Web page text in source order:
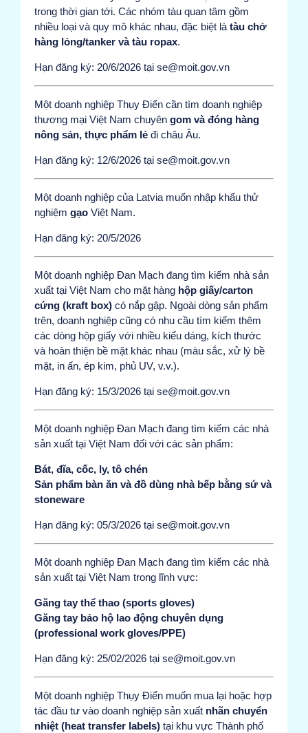
trong thời gian tới. Các nhóm tàu quan tâm gồm
nhiều loại và quy mô khác nhau, đặc biệt là tàu chở
hàng lỏng/tanker và tàu ropax.
Hạn đăng ký: 20/6/2026 tại se@moit.gov.vn
Một doanh nghiệp Thụy Điển cần tìm doanh nghiệp
thương mại Việt Nam chuyên gom và đóng hàng
nông sản, thực phẩm lẻ đi châu Âu.
Hạn đăng ký: 12/6/2026 tại se@moit.gov.vn
Một doanh nghiệp của Latvia muốn nhập khẩu thử
nghiệm gạo Việt Nam.
Hạn đăng ký: 20/5/2026
Một doanh nghiệp Đan Mạch đang tìm kiếm nhà sản
xuất tại Việt Nam cho mặt hàng hộp giấy/carton
cứng (kraft box) có nắp gập. Ngoài dòng sản phẩm
trên, doanh nghiệp cũng có nhu cầu tìm kiếm thêm
các dòng hộp giấy với nhiều kiểu dáng, kích thước
và hoàn thiện bề mặt khác nhau (màu sắc, xử lý bề
mặt, in ấn, ép kim, phủ UV, v.v.).
Hạn đăng ký: 15/3/2026 tại se@moit.gov.vn
Một doanh nghiệp Đan Mạch đang tìm kiếm các nhà
sản xuất tại Việt Nam đối với các sản phẩm:
Bát, đĩa, cốc, ly, tô chén
Sản phẩm bàn ăn và đồ dùng nhà bếp bằng sứ và
stoneware
Hạn đăng ký: 05/3/2026 tại se@moit.gov.vn
Một doanh nghiệp Đan Mạch đang tìm kiếm các nhà
sản xuất tại Việt Nam trong lĩnh vực:
Găng tay thể thao (sports gloves)
Găng tay bảo hộ lao động chuyên dụng
(professional work gloves/PPE)
Hạn đăng ký: 25/02/2026 tại se@moit.gov.vn
Một doanh nghiệp Thụy Điển muốn mua lại hoặc hợp
tác đầu tư vào doanh nghiệp sản xuất nhãn chuyển
nhiệt (heat transfer labels) tại khu vực Thành phố